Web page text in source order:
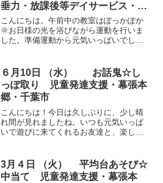
垂力・放課後等デイサービス・児
童発達支援
こんにちは。午前中の教室はぽっかぽか
🌞お日様の光を浴びながら運動を行いま
した。準備運動から元気いっぱいでし
ました。動物歩きも真剣！クマ歩きやカ
エル歩きなど支持力を促す運...
６月10日 （水） お話鬼☆し
っぽ取り 児童発達支援・幕張本
郷・千葉市
こんにちは！今日は久しぶりに、少し晴
れ間が見れましたね。いつも元気いっぱ
いで遊びに来てくれるお友達と、楽しく
なが座ったり立てるように、まわりを気
にかけて動きました。 ...
3月４日 （火） 平均台あそび☆
中当て 児童発達支援・幕張本